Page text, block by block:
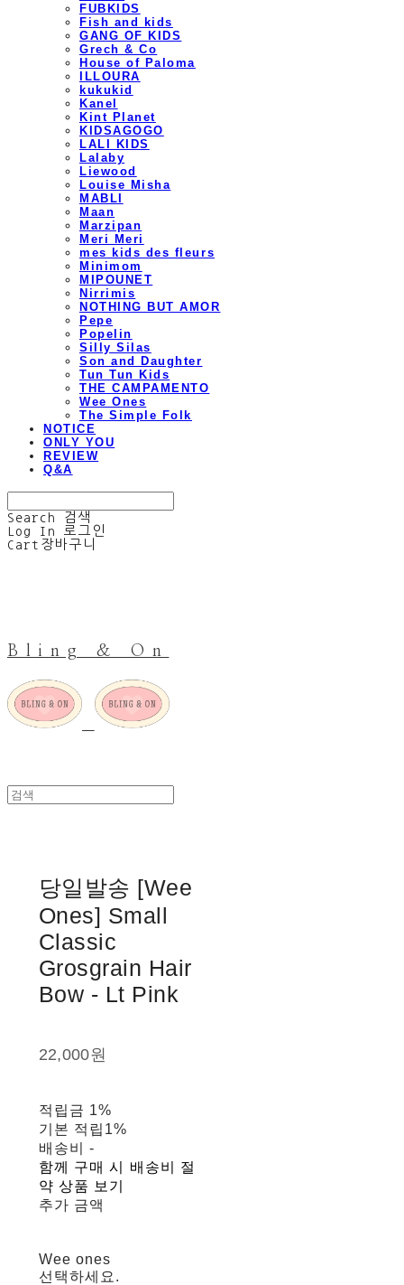
FUBKIDS
Fish and kids
GANG OF KIDS
Grech & Co
House of Paloma
ILLOURA
kukukid
Kanel
Kint Planet
KIDSAGOGO
LALI KIDS
Lalaby
Liewood
Louise Misha
MABLI
Maan
Marzipan
Meri Meri
mes kids des fleurs
Minimom
MIPOUNET
Nirrimis
NOTHING BUT AMOR
Pepe
Popelin
Silly Silas
Son and Daughter
Tun Tun Kids
THE CAMPAMENTO
Wee Ones
The Simple Folk
NOTICE
ONLY YOU
REVIEW
Q&A
Search
검색
Log In
로그인
Cart 장바구니
Bling & On
당일발송 [Wee
Ones] Small
Classic
Grosgrain Hair
Bow - Lt Pink
22,000원
적립금 1%
기본 적립 1%
배송비-
함께 구매 시 배송비 절
약 상품 보기
추가 금액
Wee ones
선택하세요.